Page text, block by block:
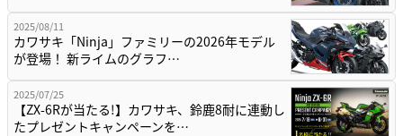
2025/08/11
カワサキ「Ninja」ファミリーの2026年モデル
が登場！ 新ライムのグラフ…
2025/07/25
【ZX-6Rが当たる!】カワサキ、鈴鹿8耐に連動し
たプレゼントキャンペーンを…